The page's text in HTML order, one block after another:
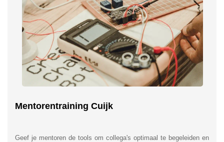
Mentorentraining Cuijk
Geef je mentoren de tools om collega's optimaal te begeleiden en